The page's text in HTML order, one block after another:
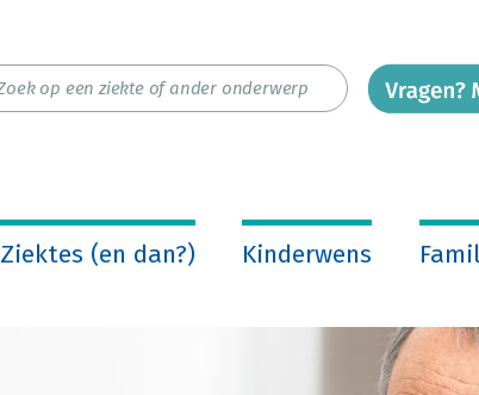
Ziektes (en dan?) Kinderwens